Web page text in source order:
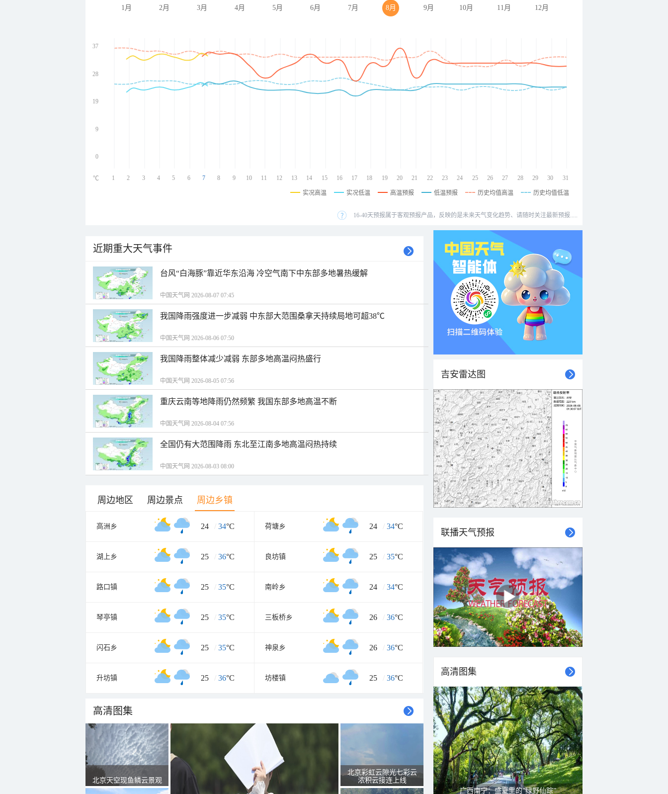
1月 2月 3月 4月 5月 6月 7月 8月 9月 10月 11月 12月
37
28
19
9
0
1 2 3 4 5 6 7 8 9 10 11 12 13 14 15 16 17 18 19 20 21 22 23 24 25 26 27 28 29 30 31
℃
实况高温 实况低温 高温预报 低温预报 历史均值高温 历史均值低温
16-40天预报属于客观预报产品，反映的是未来天气变化趋势、请随时关注最新预报.....
近期重大天气事件
台风“白海豚”靠近华东沿海 冷空气南下中东部多地暑热缓解
中国天气网 2026-08-07 07:45
我国降雨强度进一步减弱 中东部大范围桑拿天持续局地可超38℃
中国天气网 2026-08-06 07:50
我国降雨整体减少减弱 东部多地高温闷热盛行
中国天气网 2026-08-05 07:56
重庆云南等地降雨仍然频繁 我国东部多地高温不断
中国天气网 2026-08-04 07:56
全国仍有大范围降雨 东北至江南多地高温闷热持续
中国天气网 2026-08-03 08:00
周边地区 周边景点 周边乡镇
高洲乡 24 / 34°C 荷塘乡 24 / 34°C
湖上乡 25 / 36°C 良坊镇 25 / 35°C
路口镇 25 / 35°C 南岭乡 24 / 34°C
琴亭镇 25 / 35°C 三板桥乡 26 / 36°C
闪石乡 25 / 35°C 神泉乡 26 / 36°C
升坊镇 25 / 36°C 坊楼镇 25 / 36°C
高清图集
北京天空现鱼鳞云景观
北京彩虹云隙光七彩云
浓积云接连上线
吉安雷达图
联播天气预报
高清图集
广西南宁：盛夏里的“绿野仙踪”